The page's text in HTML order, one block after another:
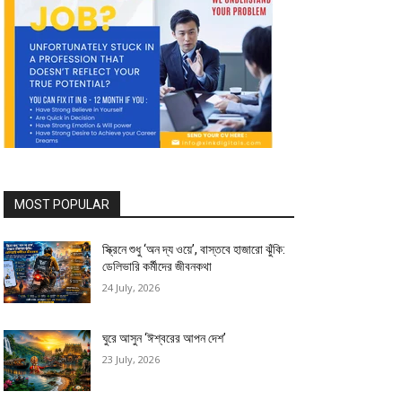
MOST POPULAR
স্ক্রিনে শুধু ‘অন দ্য ওয়ে’, বাস্তবে হাজারো ঝুঁকি:
ডেলিভারি কর্মীদের জীবনকথা
24 July, 2026
ঘুরে আসুন ‘ঈশ্বরের আপন দেশ’
23 July, 2026